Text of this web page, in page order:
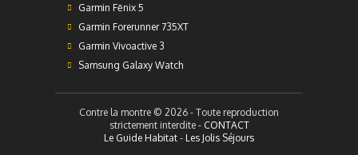
Garmin Fēnix 5
Garmin Forerunner 735XT
Garmin Vivoactive 3
Samsung Galaxy Watch
Contre la montre © 2026 - Toute reproduction
strictement interdite - CONTACT
Le Guide Habitat - Les Jolis Séjours